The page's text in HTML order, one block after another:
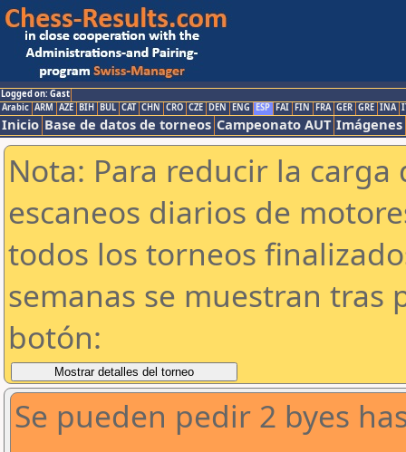
Logged on: Gast
Arabic ARM AZE BIH BUL CAT CHN CRO CZE DEN ENG ESP FAI FIN FRA GER GRE INA
Inicio Base de datos de torneos Campeonato AUT Imágenes
Nota: Para reducir la
escaneos diarios de
todos los torneos
semanas se muestran tras
botón:
Se pueden pedir 2 byes